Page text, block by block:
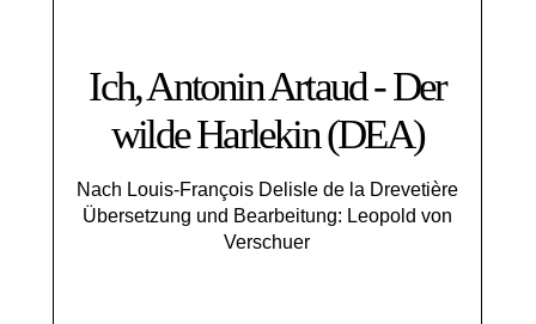
Ich, Antonin Artaud - Der
wilde Harlekin (DEA)
Nach Louis-François Delisle de la Drevetière
Übersetzung und Bearbeitung: Leopold von
Verschuer